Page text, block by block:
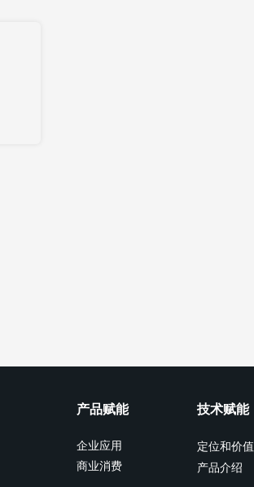
产品赋能
企业应用
商业消费
技术赋能
定位和价值
产品介绍